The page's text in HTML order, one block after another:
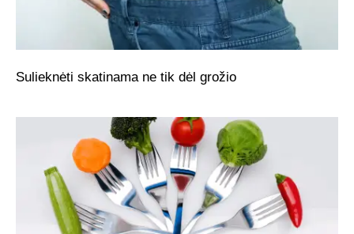
Sulieknėti skatinama ne tik dėl grožio